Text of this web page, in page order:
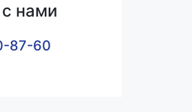
нами
87-60